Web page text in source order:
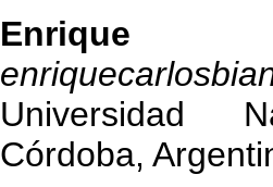
Enrique
Universidad
Córdoba,